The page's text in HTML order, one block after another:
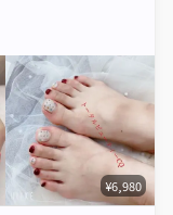
¥6,980